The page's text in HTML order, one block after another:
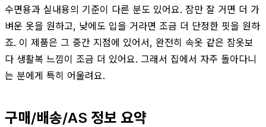
수면용과 실내용의 기준이 다른 분도 있어요. 잠만 잘 거면 더 가
벼운 옷을 원하고, 낮에도 입을 거라면 조금 더 단정한 핏을 원하
죠. 이 제품은 그 중간 지점에 있어서, 완전히 속옷 같은 잠옷보
다 생활복 느낌이 조금 더 있어요. 그래서 집에서 자주 돌아다니
는 분에게 특히 어울려요.
구매/배송/AS 정보 요약